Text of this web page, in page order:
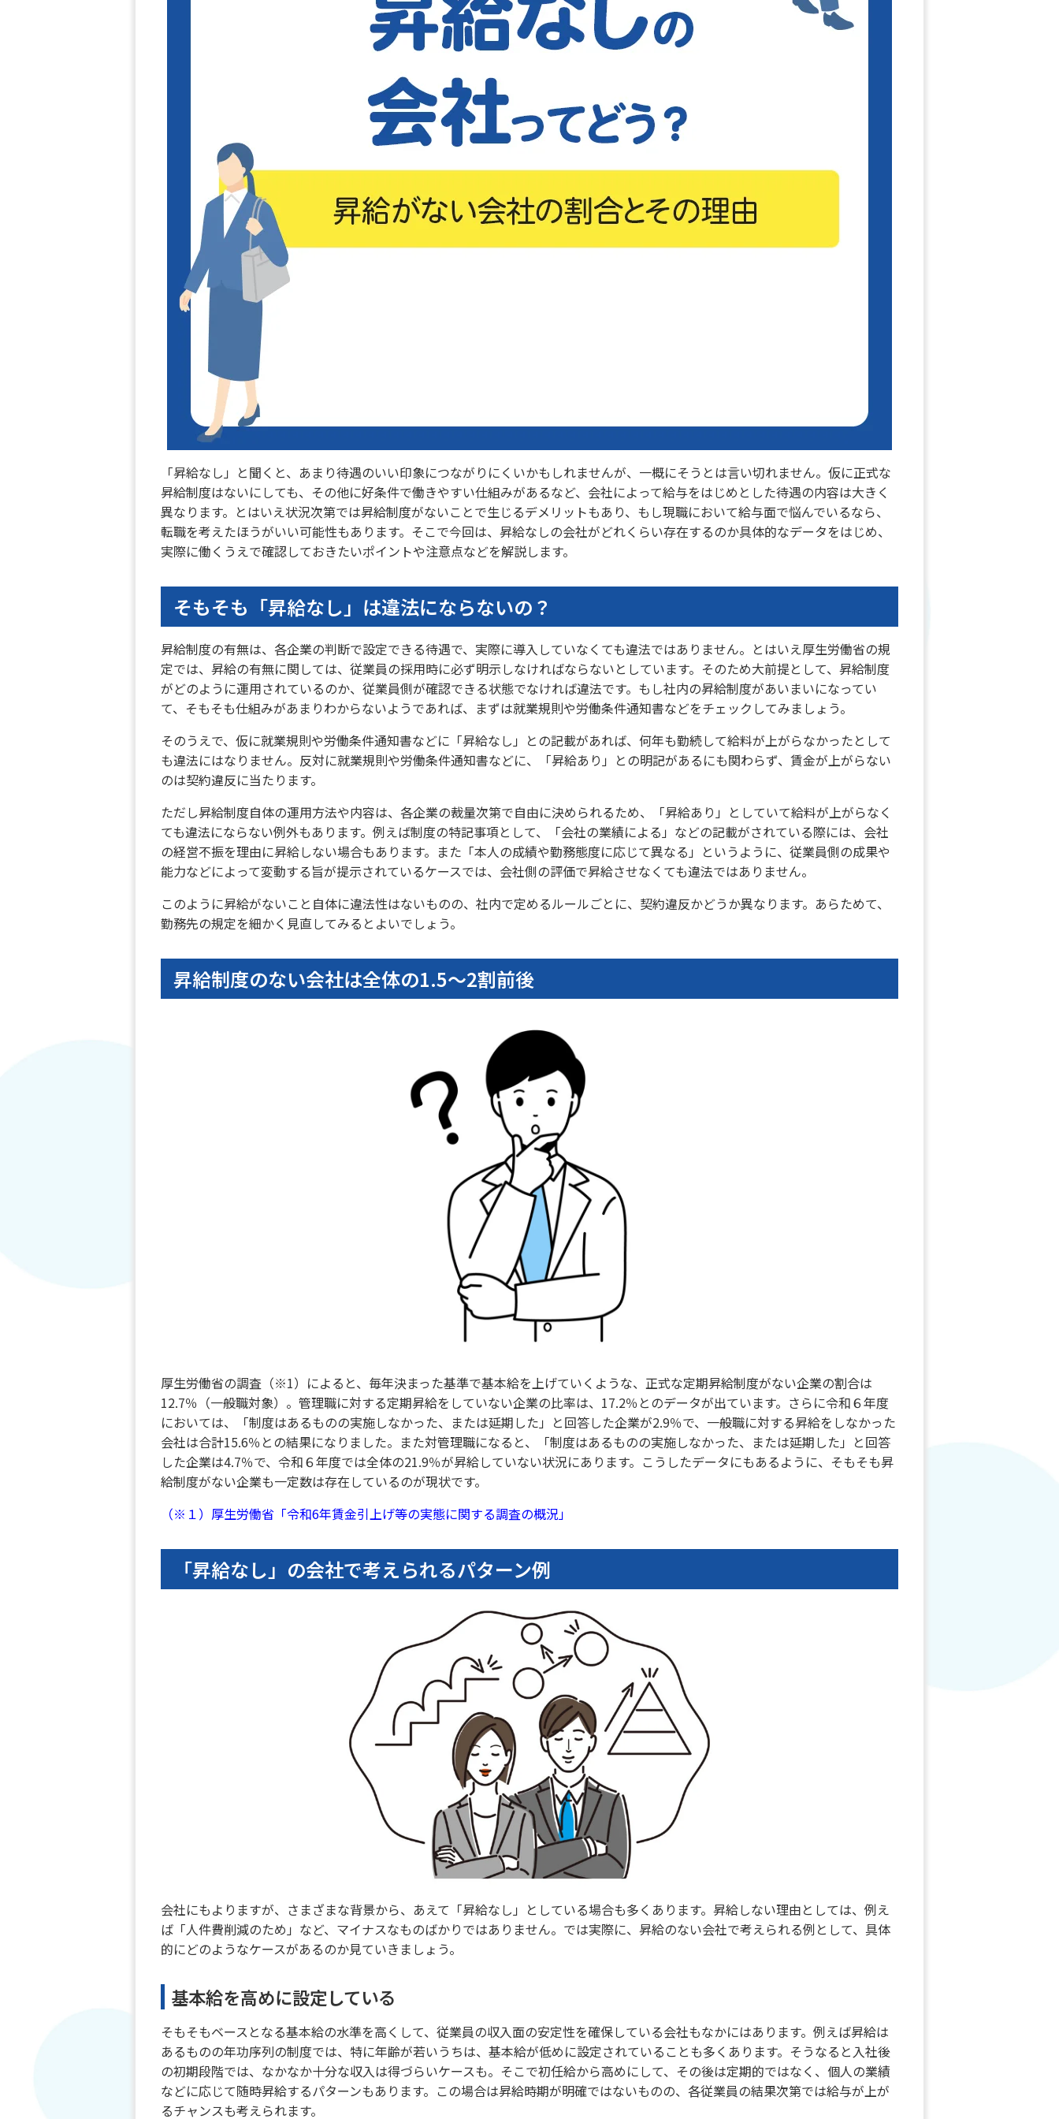
「昇給なし」と聞くと、あまり待遇のいい印象につながりにくいかもしれませんが、一概にそうとは言い切れません。仮に正式な
昇給制度はないにしても、その他に好条件で働きやすい仕組みがあるなど、会社によって給与をはじめとした待遇の内容は大きく
異なります。とはいえ状況次第では昇給制度がないことで生じるデメリットもあり、もし現職において給与面で悩んでいるなら、
転職を考えたほうがいい可能性もあります。そこで今回は、昇給なしの会社がどれくらい存在するのか具体的なデータをはじめ、
実際に働くうえで確認しておきたいポイントや注意点などを解説します。
そもそも「昇給なし」は違法にならないの？
昇給制度の有無は、各企業の判断で設定できる待遇で、実際に導入していなくても違法ではありません。とはいえ厚生労働省の規
定では、昇給の有無に関しては、従業員の採用時に必ず明示しなければならないとしています。そのため大前提として、昇給制度
がどのように運用されているのか、従業員側が確認できる状態でなければ違法です。もし社内の昇給制度があいまいになってい
て、そもそも仕組みがあまりわからないようであれば、まずは就業規則や労働条件通知書などをチェックしてみましょう。
そのうえで、仮に就業規則や労働条件通知書などに「昇給なし」との記載があれば、何年も勤続して給料が上がらなかったとして
も違法にはなりません。反対に就業規則や労働条件通知書などに、「昇給あり」との明記があるにも関わらず、賃金が上がらない
のは契約違反に当たります。
ただし昇給制度自体の運用方法や内容は、各企業の裁量次第で自由に決められるため、「昇給あり」としていて給料が上がらなく
ても違法にならない例外もあります。例えば制度の特記事項として、「会社の業績による」などの記載がされている際には、会社
の経営不振を理由に昇給しない場合もあります。また「本人の成績や勤務態度に応じて異なる」というように、従業員側の成果や
能力などによって変動する旨が提示されているケースでは、会社側の評価で昇給させなくても違法ではありません。
このように昇給がないこと自体に違法性はないものの、社内で定めるルールごとに、契約違反かどうか異なります。あらためて、
勤務先の規定を細かく見直してみるとよいでしょう。
昇給制度のない会社は全体の1.5～2割前後
厚生労働省の調査（※1）によると、毎年決まった基準で基本給を上げていくような、正式な定期昇給制度がない企業の割合は
12.7％（一般職対象）。管理職に対する定期昇給をしていない企業の比率は、17.2％とのデータが出ています。さらに令和６年度
においては、「制度はあるものの実施しなかった、または延期した」と回答した企業が2.9％で、一般職に対する昇給をしなかった
会社は合計15.6％との結果になりました。また対管理職になると、「制度はあるものの実施しなかった、または延期した」と回答
した企業は4.7％で、令和６年度では全体の21.9％が昇給していない状況にあります。こうしたデータにもあるように、そもそも昇
給制度がない企業も一定数は存在しているのが現状です。
（※１）厚生労働省「令和6年賃金引上げ等の実態に関する調査の概況」
「昇給なし」の会社で考えられるパターン例
会社にもよりますが、さまざまな背景から、あえて「昇給なし」としている場合も多くあります。昇給しない理由としては、例え
ば「人件費削減のため」など、マイナスなものばかりではありません。では実際に、昇給のない会社で考えられる例として、具体
的にどのようなケースがあるのか見ていきましょう。
基本給を高めに設定している
そもそもベースとなる基本給の水準を高くして、従業員の収入面の安定性を確保している会社もなかにはあります。例えば昇給は
あるものの年功序列の制度では、特に年齢が若いうちは、基本給が低めに設定されていることも多くあります。そうなると入社後
の初期段階では、なかなか十分な収入は得づらいケースも。そこで初任給から高めにして、その後は定期的ではなく、個人の業績
などに応じて随時昇給するパターンもあります。この場合は昇給時期が明確ではないものの、各従業員の結果次第では給与が上が
るチャンスも考えられます。